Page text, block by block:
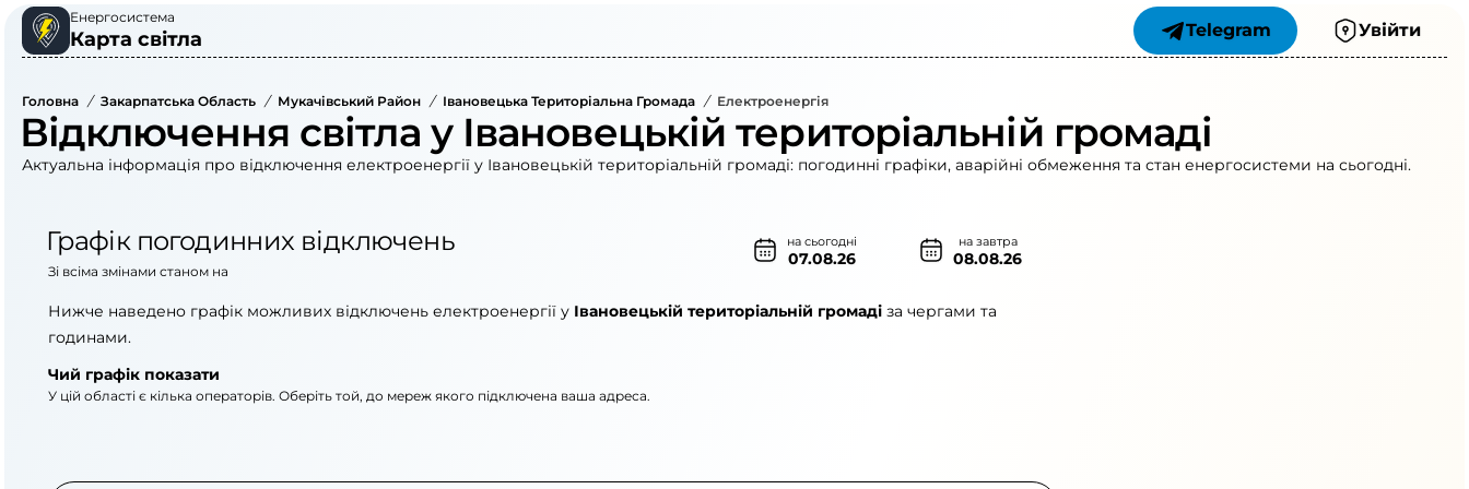
Енергосистема
Карта світла Telegram Увійти
Головна / Закарпатська Область / Мукачівський Район / Івановецька Територіальна Громада / Електроенергія
Відключення світла у Івановецькій територіальній громаді
Актуальна інформація про відключення електроенергії у Івановецькій територіальній громаді: погодинні графіки, аварійні обмеження та стан енергосистеми на сьогодні.
Графік погодинних відключень на сьогодні
07.08.26
на завтра
08.08.26
Зі всіма змінами станом на
Нижче наведено графік можливих відключень електроенергії у Івановецькій територіальній громаді за чергами та
годинами.
Чий графік показати
У цій області є кілька операторів. Оберіть той, до мереж якого підключена ваша адреса.